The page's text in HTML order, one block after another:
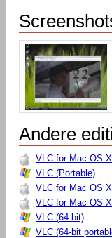
Andere
VLC for Mac OS
VLC (Portable)
VLC for Mac OS
VLC for Mac OS
VLC (64-bit)
VLC (64-bit